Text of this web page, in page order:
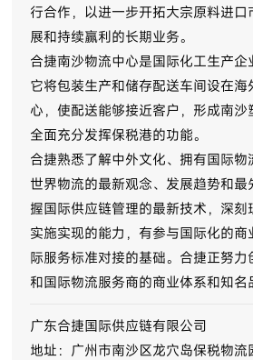
行合作，以进一步开拓大宗原料进
展和持续赢利的长期业务。
合捷南沙物流中心是国际化工生产企
它将包装生产和储存配送车间设在
心，使配送能够接近客户，形成南沙
全面充分发挥保税港的功能。
合捷熟悉了解中外文化、拥有国际
世界物流的最新观念、发展趋势和最
握国际供应链管理的最新技术，深
实施实现的能力，有参与国际化的商
际服务标准对接的基础。合捷正努力
和国际物流服务商的商业体系和知名
广东合捷国际供应链有限公司
地址：广州市南沙区龙穴岛保税物流